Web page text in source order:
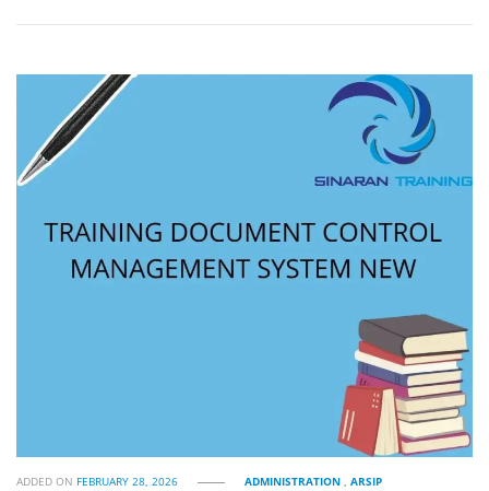
ADDED ON FEBRUARY 28, 2026 ADMINISTRATION ,ARSIP